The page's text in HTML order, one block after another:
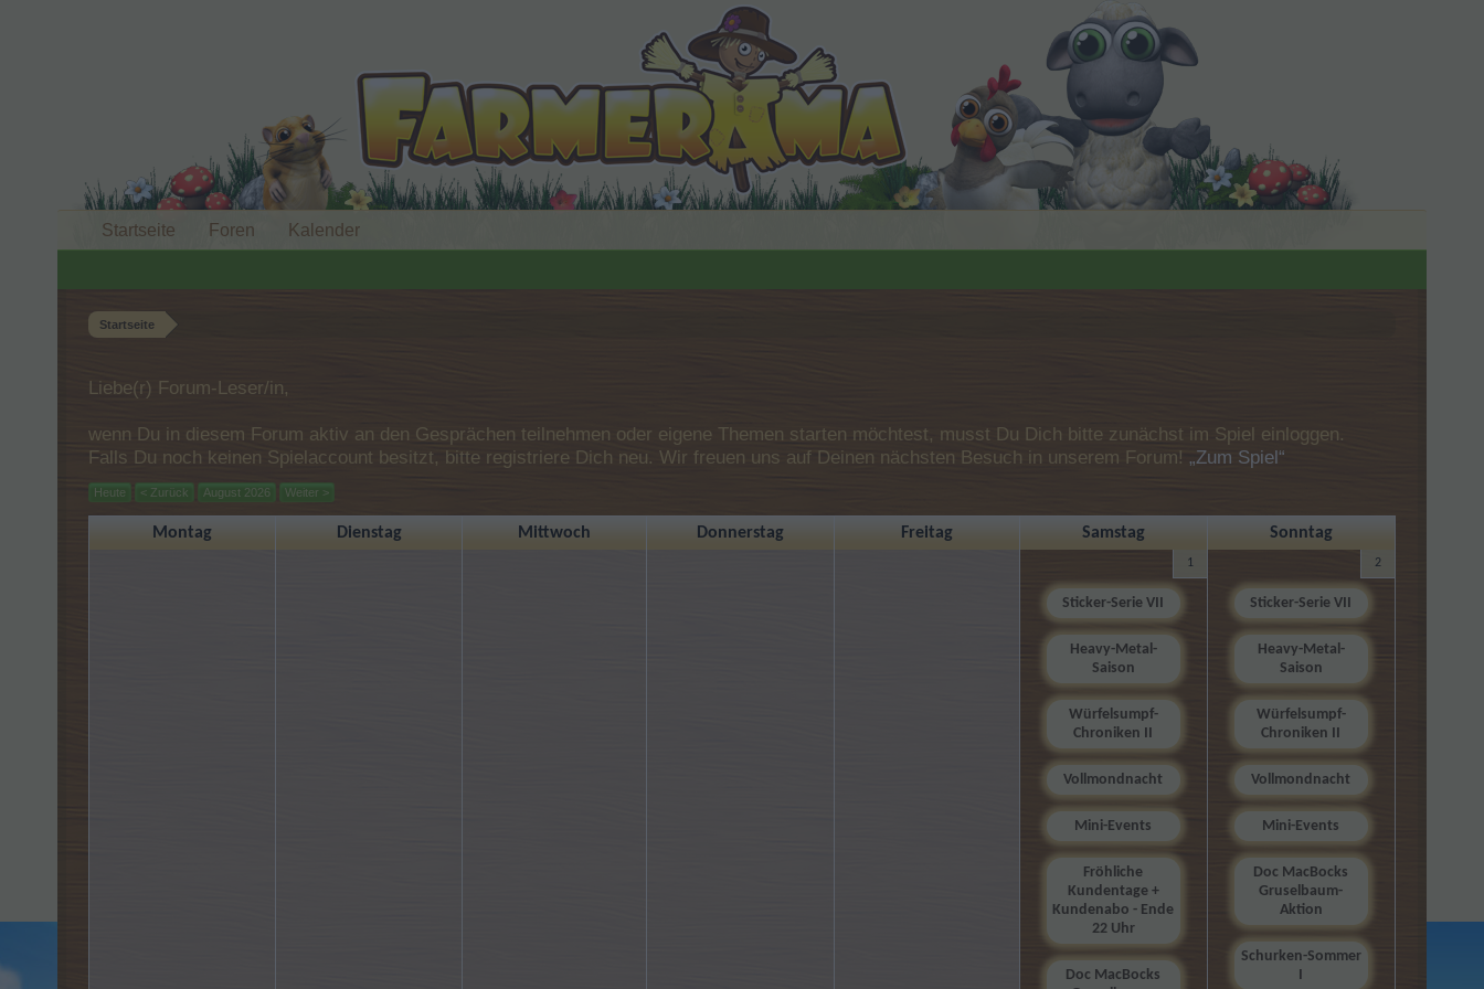
Startseite
Liebe(r) Forum-Leser/in,
wenn Du in diesem Forum aktiv an den Gesprächen teilnehmen oder eigene Themen starten möchtest, musst Du Dich bitte zunächst im Spiel einloggen.
Falls Du noch keinen Spielaccount besitzt, bitte registriere Dich neu. Wir freuen uns auf Deinen nächsten Besuch in unserem Forum! „Zum Spiel“
Heute < Zurück August 2026 Weiter >
Montag Dienstag Mittwoch Donnerstag Freitag Samstag Sonntag
1
Sticker-Serie VII
Heavy-Metal-
Saison
Würfelsumpf-
Chroniken II
Vollmondnacht
Mini-Events
Fröhliche
Kundentage +
Kundenabo - Ende
22 Uhr
Doc MacBocks
2
Sticker-Serie VII
Heavy-Metal-
Saison
Würfelsumpf-
Chroniken II
Vollmondnacht
Mini-Events
Doc MacBocks
Gruselbaum-
Aktion
Schurken-Sommer
I
Startseite Foren Kalender